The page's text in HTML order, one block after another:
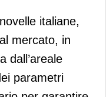
italiane,
mercato, in
dall’areale
parametri